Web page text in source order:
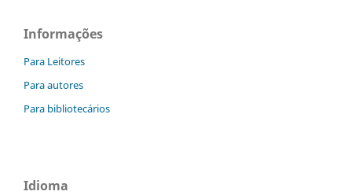
Informações
Para Leitores
Para autores
Para bibliotecários
Idioma